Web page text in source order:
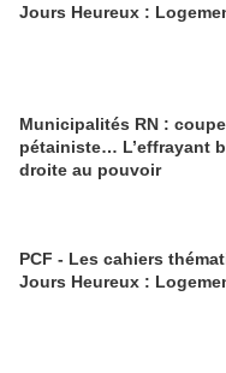
Jours Heureux :
Municipalités RN :
pétainiste… L’effrayant
droite au pouvoir
PCF - Les cahiers
Jours Heureux :